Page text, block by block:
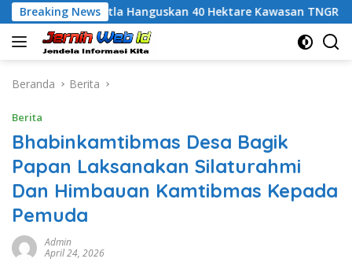
Langsung
ke
konten
Breaking News
Karhutla Hanguskan 40 Hektare Kawasan TNGR Sembalun,
Beranda Berita
Berita
Bhabinkamtibmas Desa Bagik
Papan Laksanakan Silaturahmi
Dan Himbauan Kamtibmas Kepada
Pemuda
Admin
April 24, 2026